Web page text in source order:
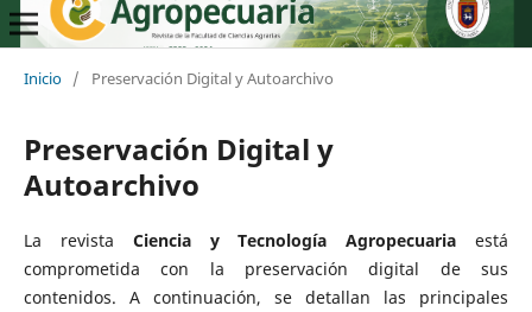
Inicio / Preservación Digital y Autoarchivo
Preservación Digital y
Autoarchivo
La revista Ciencia y Tecnología Agropecuaria está
comprometida con la preservación digital de sus
contenidos. A continuación, se detallan las principales